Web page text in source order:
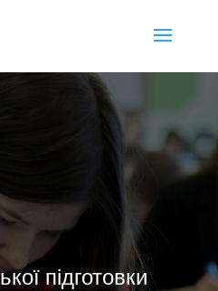
підготовки